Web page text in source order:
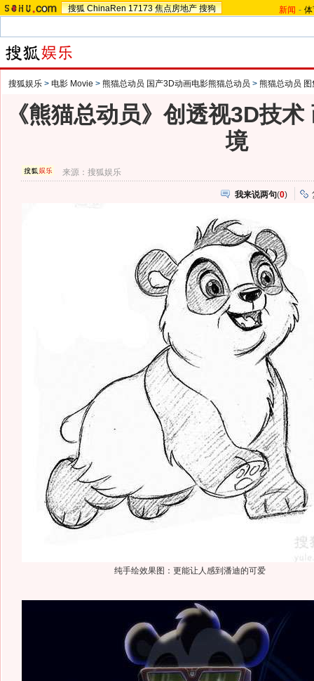
搜狐 ChinaRen 17173 焦点房地产 搜狗 新闻 -
搜狐娱乐 > 电影 Movie > 熊猫总动员 国产3D动画电影熊猫总动员 > 熊猫总动员 图
《熊猫总动员》创透视3D技
境
来源：搜狐娱乐
我来说两句(0)
纯手绘效果图：更能让人感到潘迪的可爱